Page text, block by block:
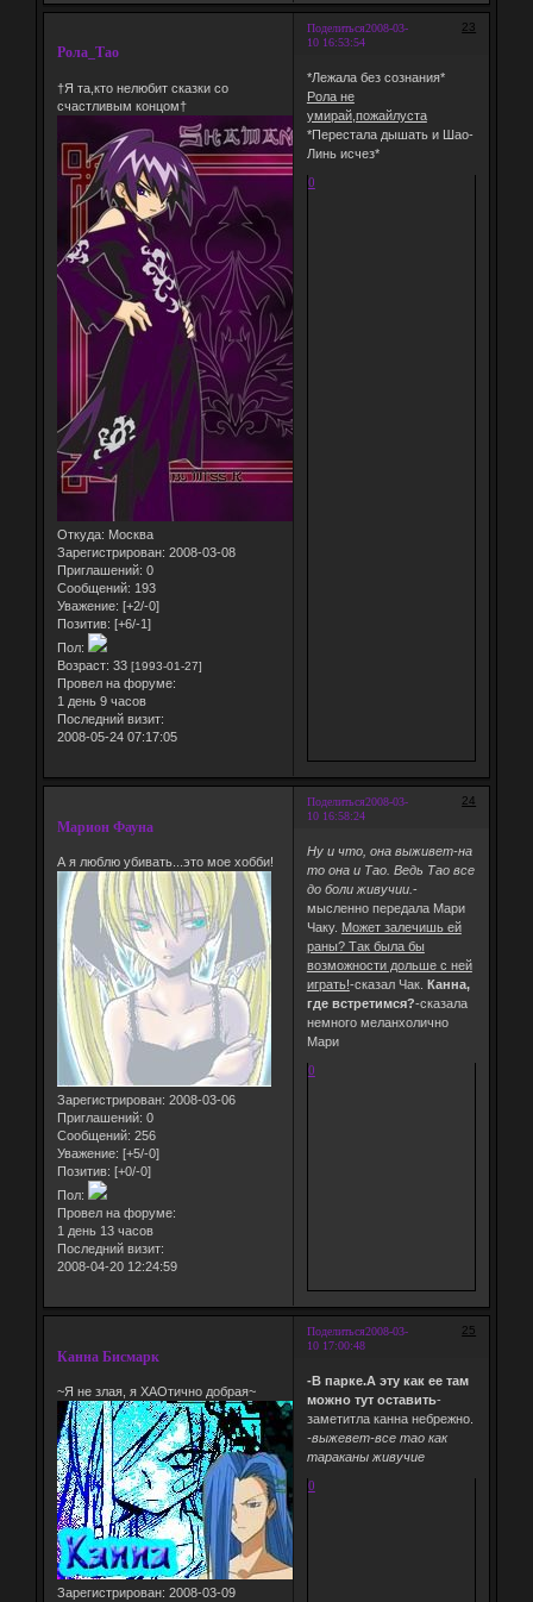
Поделиться 23
2008-03-
10 16:53:54
Рола_Тао
†Я та,кто нелюбит сказки со
счастливым концом†
Откуда: Москва
Зарегистрирован: 2008-03-08
Приглашений: 0
Сообщений: 193
Уважение: [+2/-0]
Позитив: [+6/-1]
Пол:
Возраст: 33 [1993-01-27]
Провел на форуме:
1 день 9 часов
Последний визит:
2008-05-24 07:17:05
*Лежала без сознания*
Рола не
умирай,пожайлуста
*Перестала дышать и Шао-
Линь исчез*
0
Поделиться 24
2008-03-
10 16:58:24
Марион Фауна
А я люблю убивать...это мое хобби!
Зарегистрирован: 2008-03-06
Приглашений: 0
Сообщений: 256
Уважение: [+5/-0]
Позитив: [+0/-0]
Пол:
Провел на форуме:
1 день 13 часов
Последний визит:
2008-04-20 12:24:59
Ну и что, она выживет-на
то она и Тао. Ведь Тао все
до боли живучии. -
мысленно передала Мари
Чаку. Может залечишь ей
раны? Так была бы
возможности дольше с ней
играть!-сказал Чак.
Канна,
где встретимся?-сказала
немного меланхолично
Мари
0
Поделиться 25
2008-03-
10 17:00:48
Канна Бисмарк
~Я не злая, я ХАОтично добрая~
Зарегистрирован: 2008-03-09
-В парке.А эту как ее там
можно тут оставить-
заметитла канна небрежно.
-выжевет-все тао как
тараканы живучие
0